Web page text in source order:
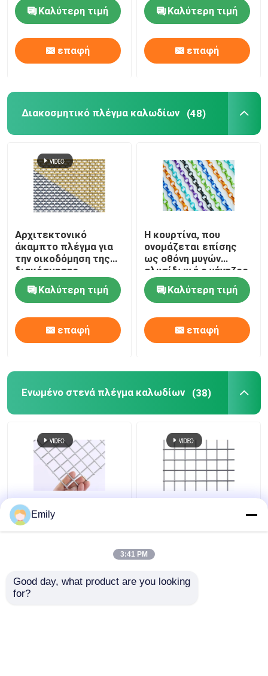
παραθύρων
Καλύτερη τιμή
επαφή
υφασμάτων
διακοσμητικό
Καλύτερη τιμή
επαφή
Διακοσμητικό πλέγμα καλωδίων (48)
Αρχιτεκτονικό
άκαμπτο πλέγμα για
την οικοδόμηση της
διακόσμησης
προσόψεων
Καλύτερη τιμή
επαφή
Η κουρτίνα, που
ονομάζεται επίσης
ως οθόνη μυγών
αλυσίδων ή ο γάντζος
συνδέσεων αλυσίδων
αλυσοδένει την
κουρτίνα, υλικό
αργιλίου
Καλύτερη τιμή
επαφή
Ενωμένο στενά πλέγμα καλωδίων (38)
0.5mm 1.0mm παχύς
ενωμένος στενά
επιτροπής υψηλός
0.6mm ανοξείδωτη
ενωμένη στενά οθόνη
Emily
3:41 PM
Good day, what product are you looking
for?